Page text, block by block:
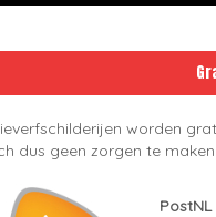
worden
dus geen zorgen te
PostNL